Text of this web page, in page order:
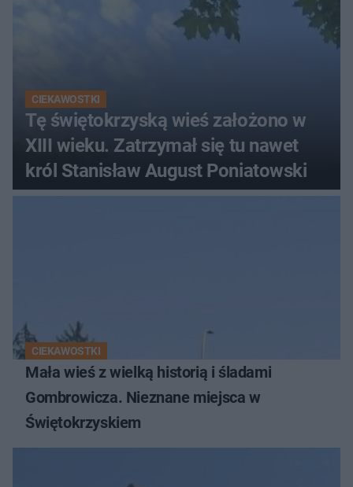
CIEKAWOSTKI
Tę świętokrzyską wieś założono w
XIII wieku. Zatrzymał się tu nawet
król Stanisław August Poniatowski
CIEKAWOSTKI
Mała wieś z wielką historią i śladami
Gombrowicza. Nieznane miejsca w
Świętokrzyskiem